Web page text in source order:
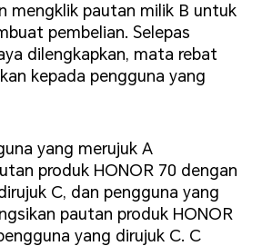
mengklik pautan milik B untuk
pembelian. Selepas
dilengkapkan, mata rebat
kepada pengguna yang
yang merujuk A
produk HONOR 70 dengan
C, dan pengguna yang
pautan produk HONOR
yang dirujuk C. C